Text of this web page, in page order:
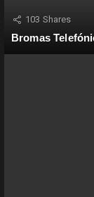
103 Shares
Bromas